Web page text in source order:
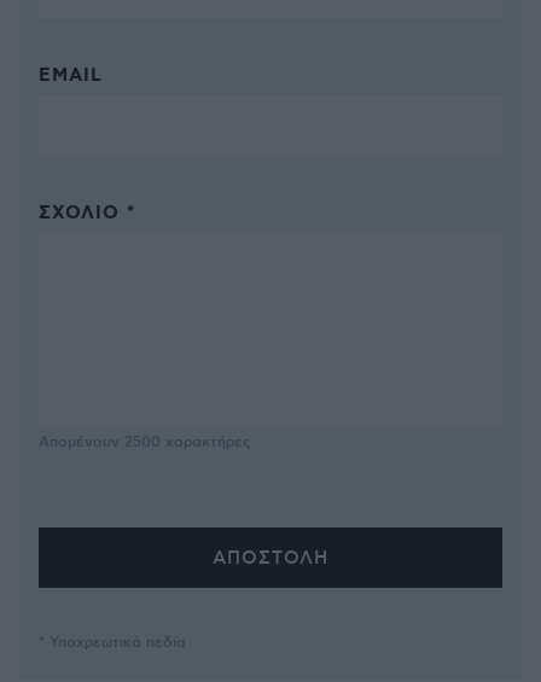
EMAIL
ΣΧΌΛΙΟ *
Απομένουν 2500 χαρακτήρες
* Υποχρεωτικά πεδία